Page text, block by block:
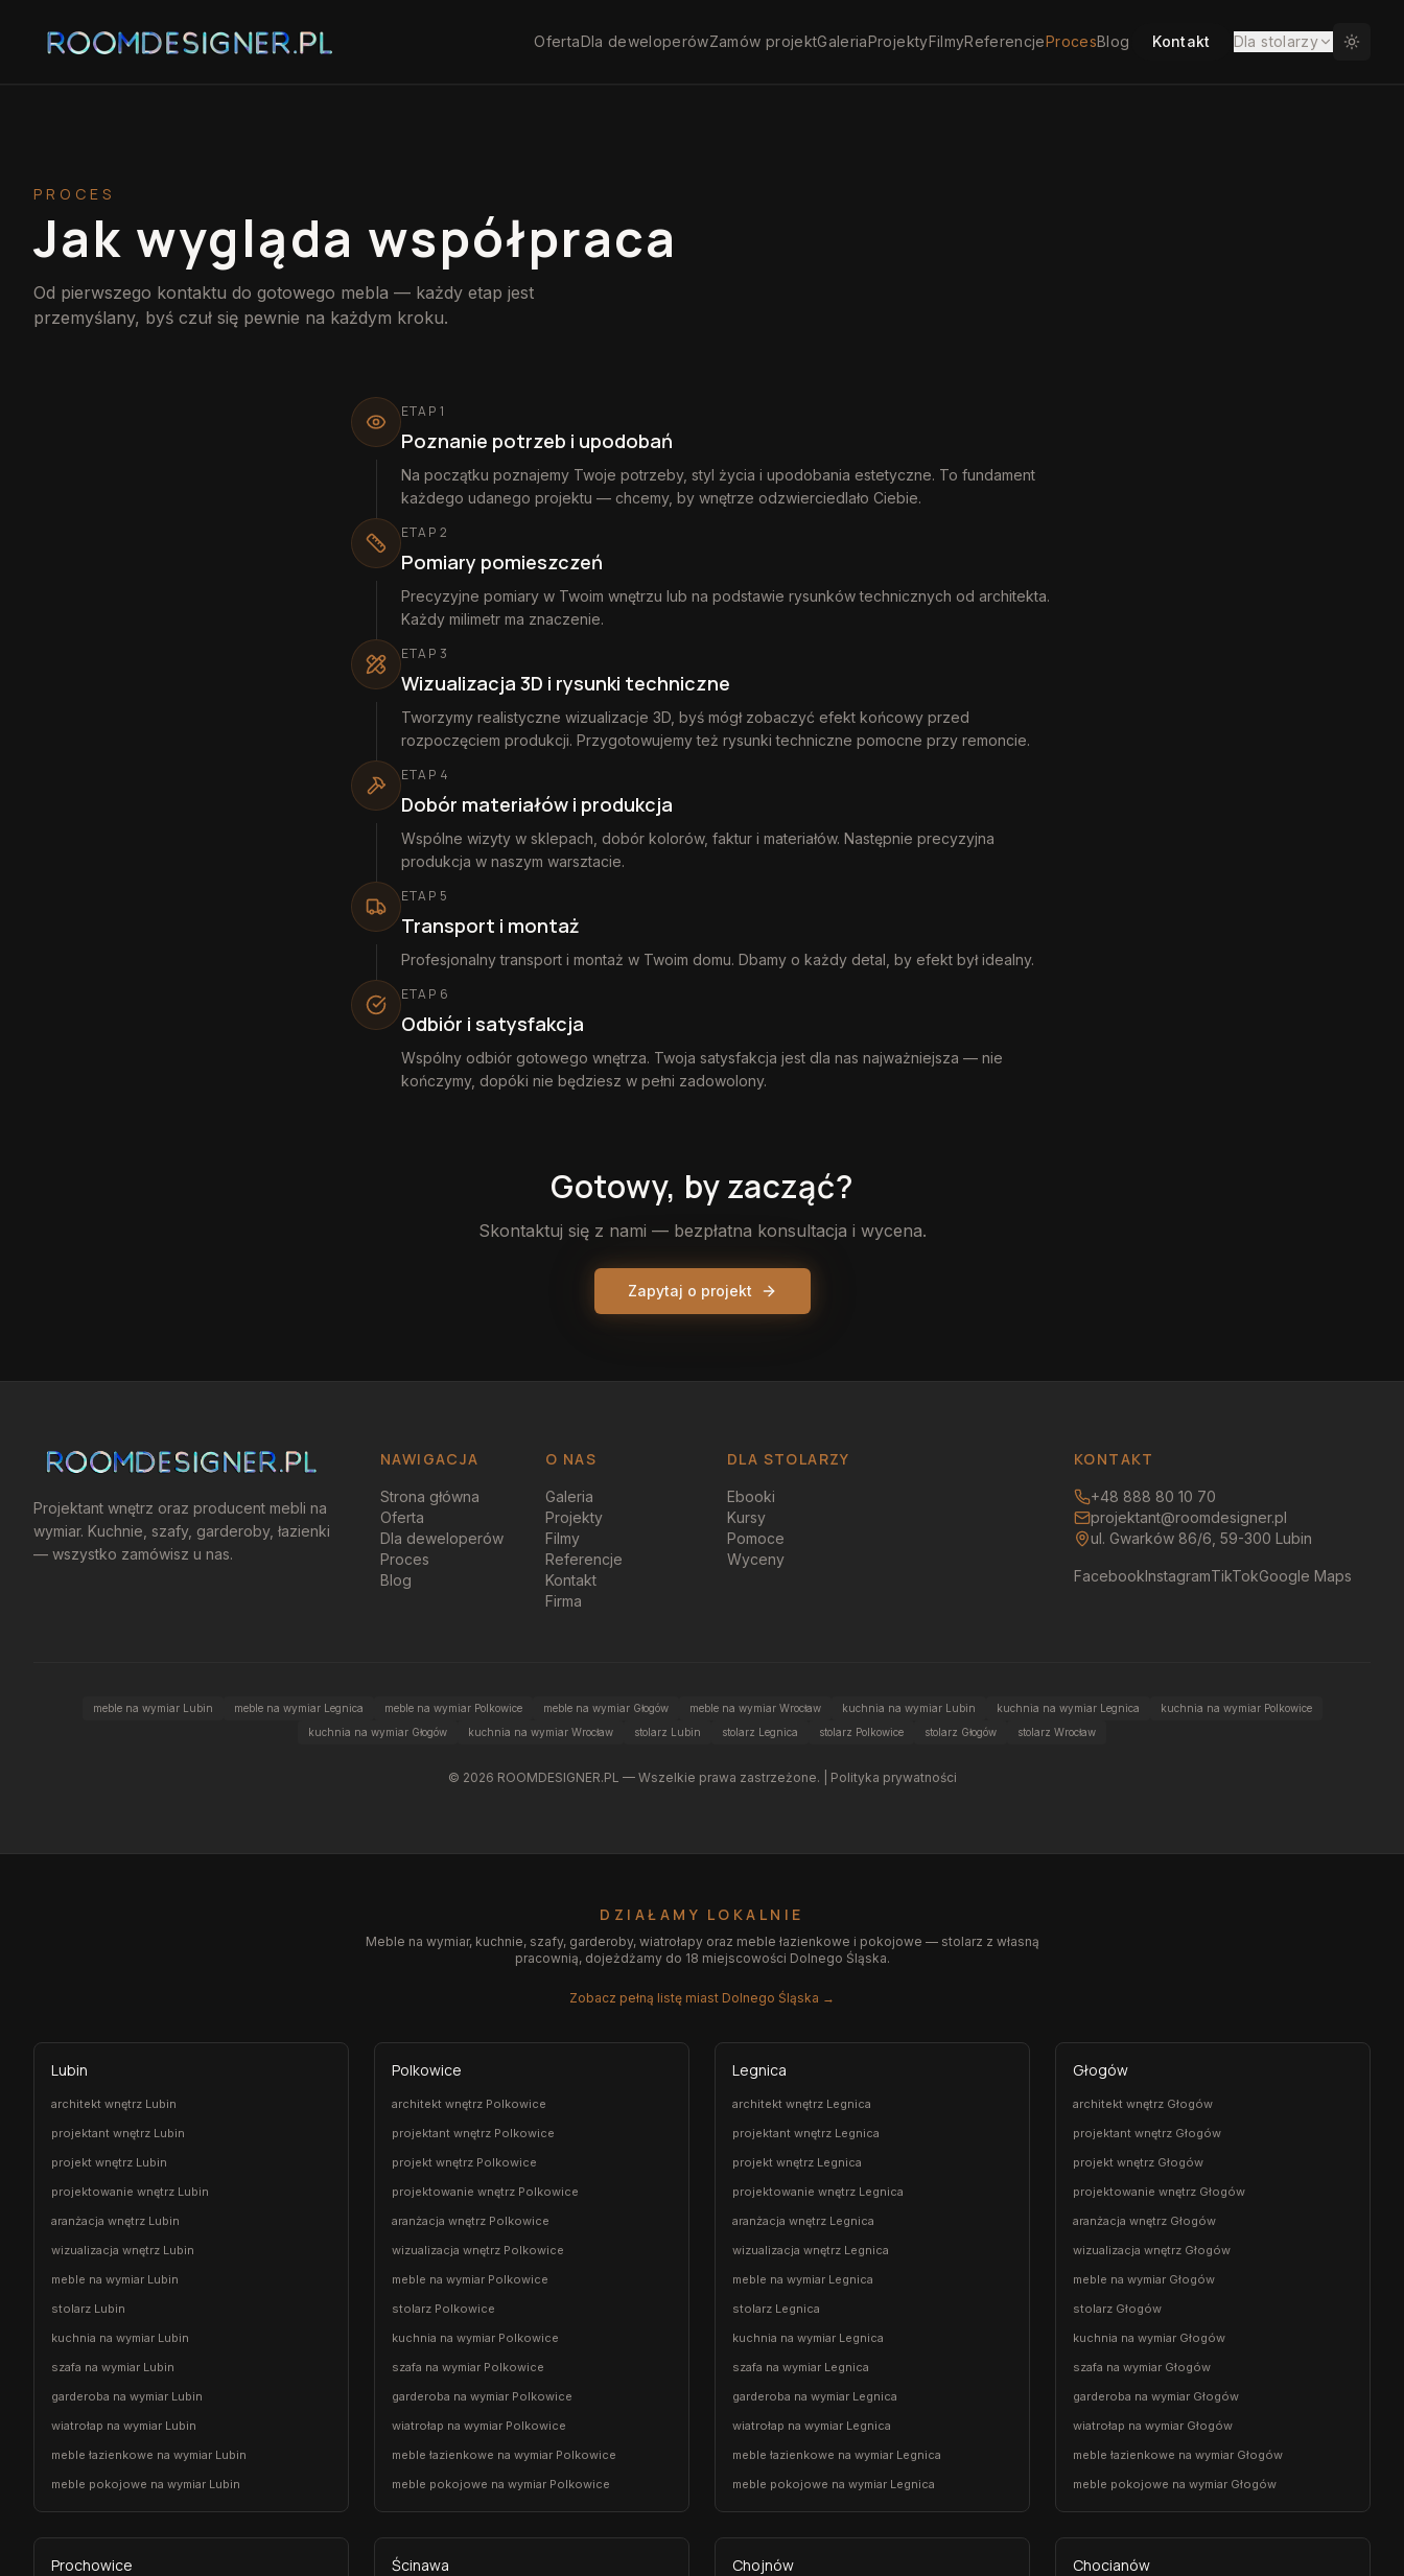
OfertaDla deweloperówZamów projektGaleriaProjektyFilmyReferencjeProcesBlog Kontakt Dla stolarzy
PROCES
Jak wygląda współpraca
Od pierwszego kontaktu do gotowego mebla — każdy etap jest
przemyślany, byś czuł się pewnie na każdym kroku.
ETAP 1
Poznanie potrzeb i upodobań
Na początku poznajemy Twoje potrzeby, styl życia i upodobania estetyczne. To fundament
każdego udanego projektu — chcemy, by wnętrze odzwierciedlało Ciebie.
ETAP 2
Pomiary pomieszczeń
Precyzyjne pomiary w Twoim wnętrzu lub na podstawie rysunków technicznych od architekta.
Każdy milimetr ma znaczenie.
ETAP 3
Wizualizacja 3D i rysunki techniczne
Tworzymy realistyczne wizualizacje 3D, byś mógł zobaczyć efekt końcowy przed
rozpoczęciem produkcji. Przygotowujemy też rysunki techniczne pomocne przy remoncie.
ETAP 4
Dobór materiałów i produkcja
Wspólne wizyty w sklepach, dobór kolorów, faktur i materiałów. Następnie precyzyjna
produkcja w naszym warsztacie.
ETAP 5
Transport i montaż
Profesjonalny transport i montaż w Twoim domu. Dbamy o każdy detal, by efekt był idealny.
ETAP 6
Odbiór i satysfakcja
Wspólny odbiór gotowego wnętrza. Twoja satysfakcja jest dla nas najważniejsza — nie
kończymy, dopóki nie będziesz w pełni zadowolony.
Gotowy, by zacząć?
Skontaktuj się z nami — bezpłatna konsultacja i wycena.
Zapytaj o projekt
Projektant wnętrz oraz producent mebli na
wymiar. Kuchnie, szafy, garderoby, łazienki
— wszystko zamówisz u nas.
NAWIGACJA O NAS
Strona główna
Oferta
Dla deweloperów
Proces
Blog
Galeria
Projekty
Filmy
Referencje
Kontakt
Firma
DLA STOLARZY
Ebooki
Kursy
Pomoce
Wyceny
KONTAKT
+48 888 80 10 70
projektant@roomdesigner.pl
ul. Gwarków 86/6, 59-300 Lubin
FacebookInstagramTikTokGoogle Maps
meble na wymiar Lubin meble na wymiar Legnica meble na wymiar Polkowice meble na wymiar Głogów meble na wymiar Wrocław kuchnia na wymiar Lubin kuchnia na wymiar Legnica
kuchnia na wymiar Polkowice
kuchnia na wymiar Głogów
kuchnia na wymiar Wrocław stolarz Lubin stolarz Legnica stolarz Polkowice stolarz Głogów stolarz Wrocław
© 2026 ROOMDESIGNER.PL — Wszelkie prawa zastrzeżone. | Polityka prywatności
DZIAŁAMY LOKALNIE
Meble na wymiar, kuchnie, szafy, garderoby, wiatrołapy oraz meble łazienkowe i pokojowe — stolarz z własną
pracownią, dojeżdżamy do 18 miejscowości Dolnego Śląska.
Zobacz pełną listę miast Dolnego Śląska →
Lubin
architekt wnętrz Lubin
projektant wnętrz Lubin
projekt wnętrz Lubin
projektowanie wnętrz Lubin
aranżacja wnętrz Lubin
wizualizacja wnętrz Lubin
meble na wymiar Lubin
stolarz Lubin
kuchnia na wymiar Lubin
szafa na wymiar Lubin
garderoba na wymiar Lubin
wiatrołap na wymiar Lubin
meble łazienkowe na wymiar Lubin
meble pokojowe na wymiar Lubin
Polkowice
architekt wnętrz Polkowice
projektant wnętrz Polkowice
projekt wnętrz Polkowice
projektowanie wnętrz Polkowice
aranżacja wnętrz Polkowice
wizualizacja wnętrz Polkowice
meble na wymiar Polkowice
stolarz Polkowice
kuchnia na wymiar Polkowice
szafa na wymiar Polkowice
garderoba na wymiar Polkowice
wiatrołap na wymiar Polkowice
meble łazienkowe na wymiar Polkowice
meble pokojowe na wymiar Polkowice
Legnica
architekt wnętrz Legnica
projektant wnętrz Legnica
projekt wnętrz Legnica
projektowanie wnętrz Legnica
aranżacja wnętrz Legnica
wizualizacja wnętrz Legnica
meble na wymiar Legnica
stolarz Legnica
kuchnia na wymiar Legnica
szafa na wymiar Legnica
garderoba na wymiar Legnica
wiatrołap na wymiar Legnica
meble łazienkowe na wymiar Legnica
meble pokojowe na wymiar Legnica
Głogów
architekt wnętrz Głogów
projektant wnętrz Głogów
projekt wnętrz Głogów
projektowanie wnętrz Głogów
aranżacja wnętrz Głogów
wizualizacja wnętrz Głogów
meble na wymiar Głogów
stolarz Głogów
kuchnia na wymiar Głogów
szafa na wymiar Głogów
garderoba na wymiar Głogów
wiatrołap na wymiar Głogów
meble łazienkowe na wymiar Głogów
meble pokojowe na wymiar Głogów
Prochowice Ścinawa Chojnów Chocianów